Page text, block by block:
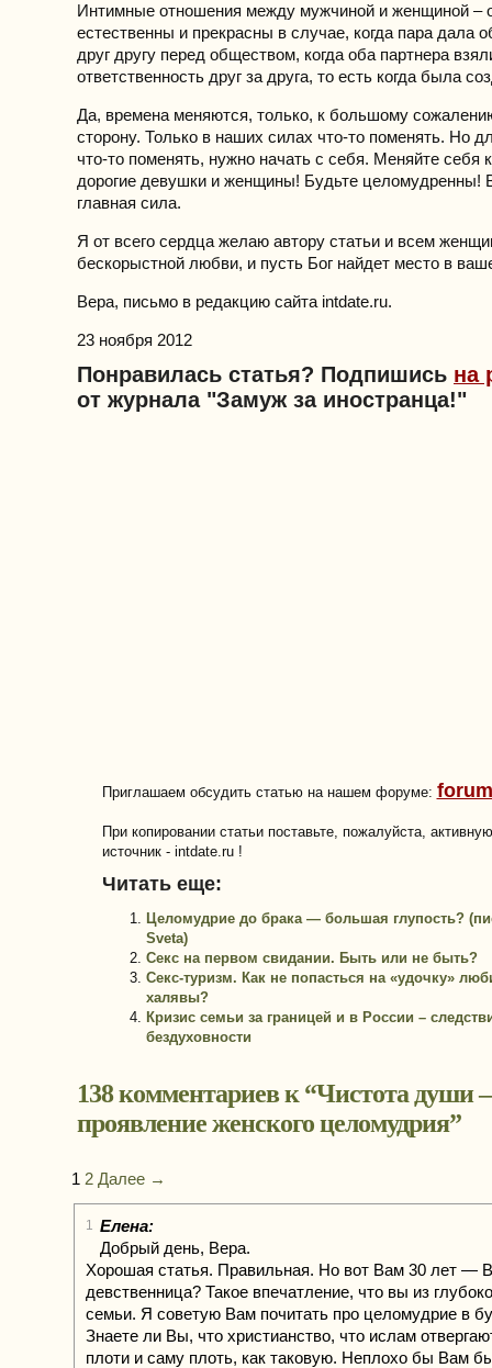
Интимные отношения между мужчиной и женщиной –
естественны и прекрасны в случае, когда пара дала
друг другу перед обществом, когда оба партнера
ответственность друг за друга, то есть когда была
Да, времена меняются, только, к большому
сторону. Только в наших силах что-то поменять. Но
что-то поменять, нужно начать с себя. Меняйте себя
дорогие девушки и женщины! Будьте целомудренны!
главная сила.
Я от всего сердца желаю автору статьи и всем
бескорыстной любви, и пусть Бог найдет место в
Вера, письмо в редакцию сайта intdate.ru.
23 ноября 2012
Понравилась статья? Подпишись на
от журнала "Замуж за иностранца!"
Приглашаем обсудить статью на нашем форуме:
При копировании статьи поставьте, пожалуйста,
источник - intdate.ru !
Читать еще:
Целомудрие до брака — большая глупость?
Sveta)
Секс на первом свидании. Быть или не быть?
Секс-туризм. Как не попасться на «удочку»
халявы?
Кризис семьи за границей и в России –
бездуховности
138 комментариев к “Чистота души
проявление женского целомудрия”
1 2 Далее →
1 Елена:
Добрый день, Вера.
Хорошая статья. Правильная. Но вот Вам 30 лет —
девственница? Такое впечатление, что вы из
семьи. Я советую Вам почитать про целомудрие в
Знаете ли Вы, что христианство, что ислам
плоти и саму плоть, как таковую. Неплохо бы Вам